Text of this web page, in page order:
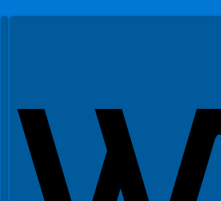
Spełniamy standardy WCAG 2.2
Spełniamy standardy W3C